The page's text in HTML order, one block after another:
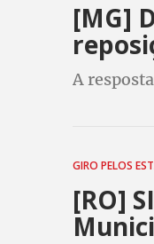
[MG]
A
GIRO PELOS
[RO]